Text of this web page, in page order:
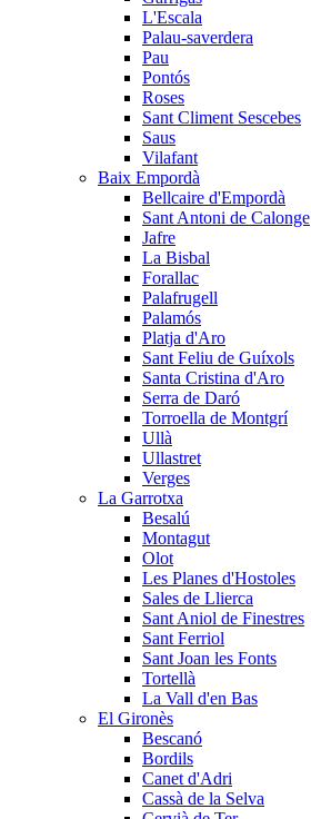
L'Escala
Palau-saverdera
Pau
Pontós
Roses
Sant Climent Sescebes
Saus
Vilafant
Baix Empordà
Bellcaire d'Empordà
Sant Antoni de Calonge
Jafre
La Bisbal
Forallac
Palafrugell
Palamós
Platja d'Aro
Sant Feliu de Guíxols
Santa Cristina d'Aro
Serra de Daró
Torroella de Montgrí
Ullà
Ullastret
Verges
La Garrotxa
Besalú
Montagut
Olot
Les Planes d'Hostoles
Sales de Llierca
Sant Aniol de Finestres
Sant Ferriol
Sant Joan les Fonts
Tortellà
La Vall d'en Bas
El Gironès
Bescanó
Bordils
Canet d'Adri
Cassà de la Selva